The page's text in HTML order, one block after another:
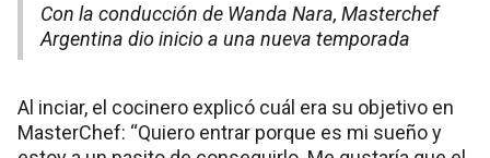
Con la conducción de Wanda Nara, Masterchef
Argentina dio inicio a una nueva temporada
Al inciar, el cocinero explicó cuál era su objetivo en
MasterChef: “Quiero entrar porque es mi sueño y